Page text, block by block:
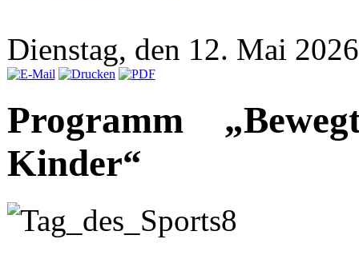
Dienstag, den 12. Mai
Programm
Kinder“